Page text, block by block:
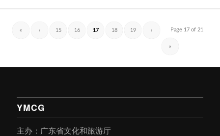
Page 17 of 21
« ‹ 15 16 17 18 19 ›
»
YMCG
主办：广东省文化和旅游厅